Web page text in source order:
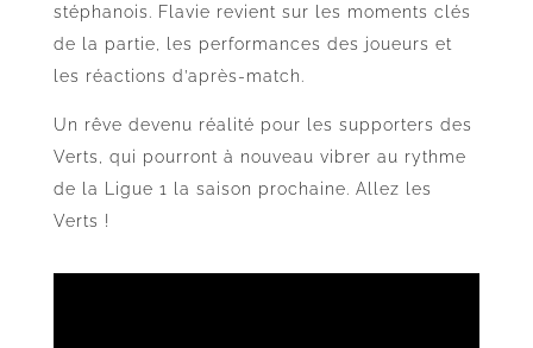
stéphanois. Flavie revient sur les moments clés
de la partie, les performances des joueurs et
les réactions d’après-match.
Un rêve devenu réalité pour les supporters des
Verts, qui pourront à nouveau vibrer au rythme
de la Ligue 1 la saison prochaine. Allez les
Verts !